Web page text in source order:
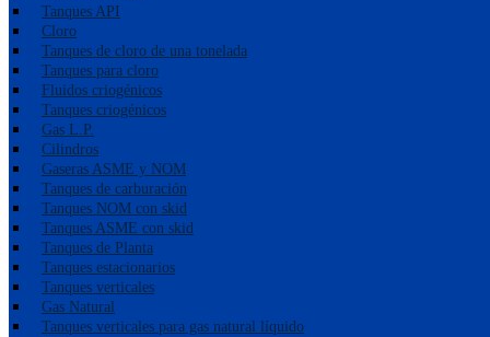
Tanques API
Cloro
Tanques de cloro de una tonelada
Tanques para cloro
Fluidos criogénicos
Tanques criogénicos
Gas L.P.
Cilindros
Gaseras ASME y NOM
Tanques de carburación
Tanques NOM con skid
Tanques ASME con skid
Tanques de Planta
Tanques estacionarios
Tanques verticales
Gas Natural
Tanques verticales para gas natural líquido